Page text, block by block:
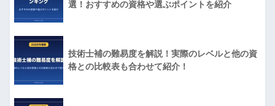
選！おすすめの資格や選ぶポイントを紹介
技術士補の難易度を解説！実際のレベルと他の資
格との比較表も合わせて紹介！